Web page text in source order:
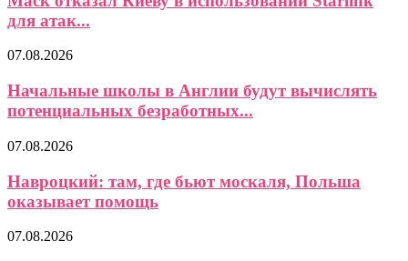
для атак...
07.08.2026
Начальные школы в Англии будут вычислять
потенциальных безработных...
07.08.2026
Навроцкий: там, где бьют москаля, Польша
оказывает помощь
07.08.2026